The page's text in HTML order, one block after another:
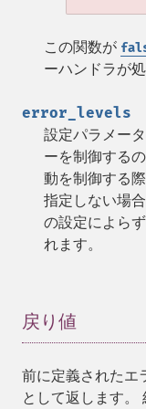
この関数が
ーハンドラが
error_levels
設定パラメータ
ーを制御する
動を制御する
指定しない場合
の設定によら
れます。
戻り値
前に定義されたエ
として返します。